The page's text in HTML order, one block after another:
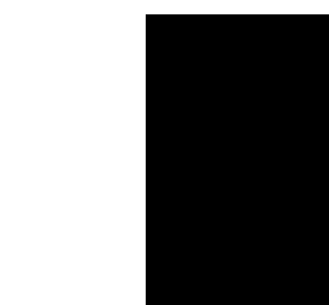
bojovat